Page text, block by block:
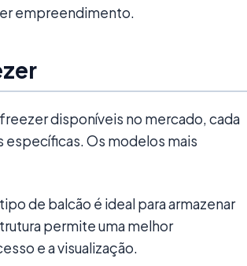
empreendimento.
disponíveis no mercado, cada
específicas. Os modelos mais
de balcão é ideal para armazenar
permite uma melhor
e a visualização.